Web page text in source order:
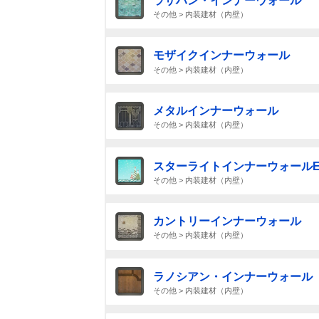
その他 > 内装建材（内壁）
モザイクインナーウォール
その他 > 内装建材（内壁）
メタルインナーウォール
その他 > 内装建材（内壁）
スターライトインナーウォール
その他 > 内装建材（内壁）
カントリーインナーウォール
その他 > 内装建材（内壁）
ラノシアン・インナーウォール
その他 > 内装建材（内壁）